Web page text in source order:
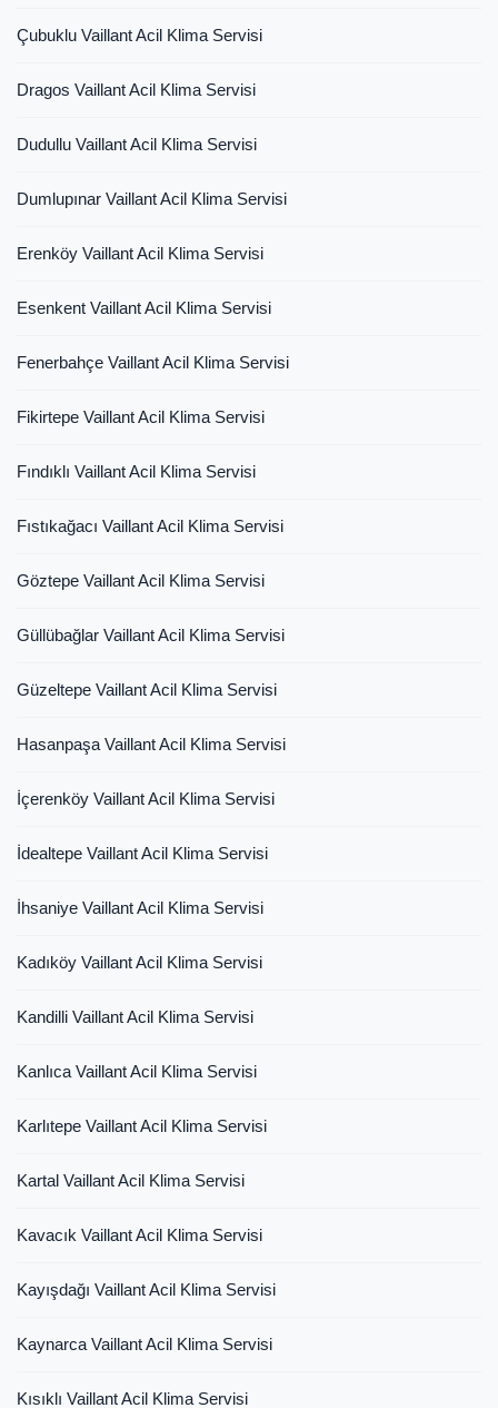
Çubuklu Vaillant Acil Klima Servisi
Dragos Vaillant Acil Klima Servisi
Dudullu Vaillant Acil Klima Servisi
Dumlupınar Vaillant Acil Klima Servisi
Erenköy Vaillant Acil Klima Servisi
Esenkent Vaillant Acil Klima Servisi
Fenerbahçe Vaillant Acil Klima Servisi
Fikirtepe Vaillant Acil Klima Servisi
Fındıklı Vaillant Acil Klima Servisi
Fıstıkağacı Vaillant Acil Klima Servisi
Göztepe Vaillant Acil Klima Servisi
Güllübağlar Vaillant Acil Klima Servisi
Güzeltepe Vaillant Acil Klima Servisi
Hasanpaşa Vaillant Acil Klima Servisi
İçerenköy Vaillant Acil Klima Servisi
İdealtepe Vaillant Acil Klima Servisi
İhsaniye Vaillant Acil Klima Servisi
Kadıköy Vaillant Acil Klima Servisi
Kandilli Vaillant Acil Klima Servisi
Kanlıca Vaillant Acil Klima Servisi
Karlıtepe Vaillant Acil Klima Servisi
Kartal Vaillant Acil Klima Servisi
Kavacık Vaillant Acil Klima Servisi
Kayışdağı Vaillant Acil Klima Servisi
Kaynarca Vaillant Acil Klima Servisi
Kısıklı Vaillant Acil Klima Servisi